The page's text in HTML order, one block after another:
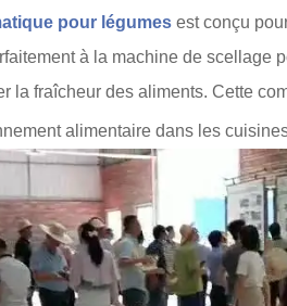
pour légumes est conçu
à la machine de scellage
la fraîcheur des aliments. Cette
alimentaire dans les